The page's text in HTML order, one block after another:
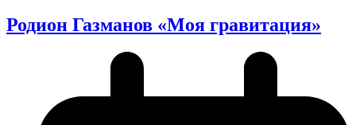
Родион Газманов «Моя гравитация»